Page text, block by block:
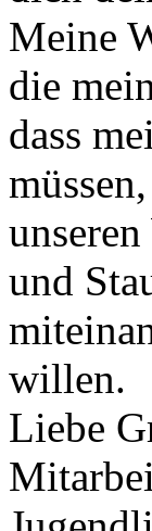
Meine
die
dass
und
willen.
Liebe